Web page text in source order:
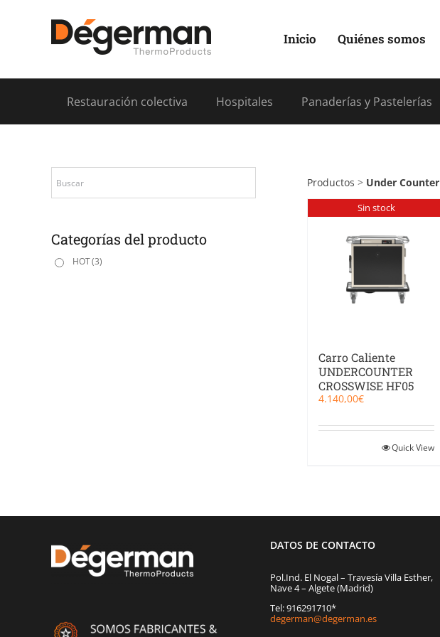
Inicio Quiénes somos
Restauración colectiva Hospitales Panaderías y Pastelerías
Productos > Under Counter
Sin stock
Carro Caliente
UNDERCOUNTER
CROSSWISE HF05
4.140,00€
Quick View
Categorías del producto
HOT(3)
DATOS DE CONTACTO
Pol.Ind. El Nogal – Travesía Villa Esther,
Nave 4 – Algete (Madrid)
Tel: 916291710*
degerman@degerman.es